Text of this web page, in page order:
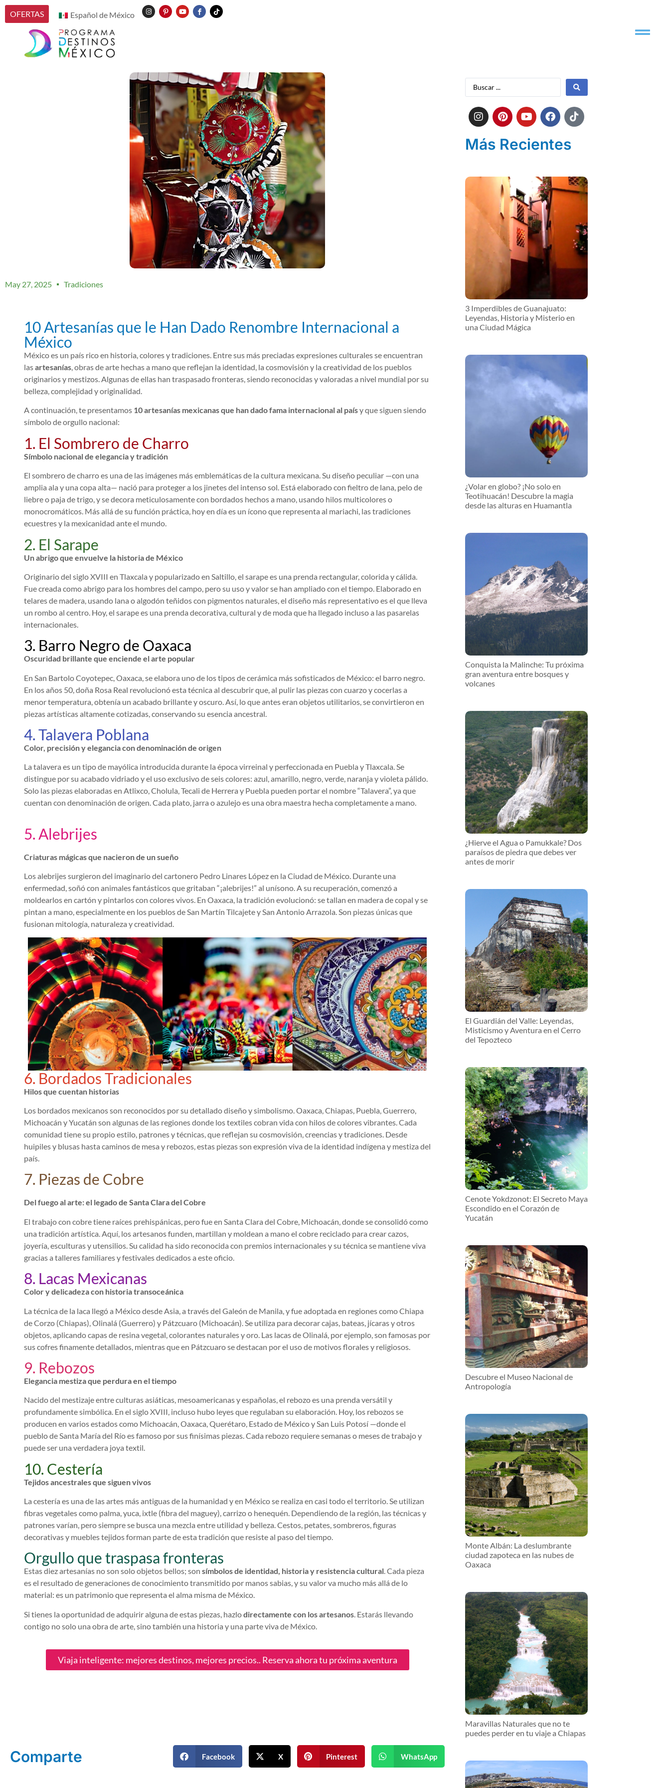
OFERTAS Español de México
May 27, 2025 Tradiciones
10 Artesanías que le Han Dado Renombre Internacional a
México
México es un país rico en historia, colores y tradiciones. Entre sus más preciadas expresiones culturales se encuentran
lasartesanías, obras de arte hechas a mano que reflejan la identidad, la cosmovisión y la creatividad de los pueblos
originarios y mestizos. Algunas de ellas han traspasado fronteras, siendo reconocidas y valoradas a nivel mundial por su
belleza, complejidad y originalidad.
A continuación, te presentamos 10 artesanías mexicanas que han dado fama internacional al paísy que siguen siendo
símbolo de orgullo nacional:
1. El Sombrero de Charro
Símbolo nacional de elegancia y tradición
El sombrero de charro es una de las imágenes más emblemáticas de la cultura mexicana. Su diseño peculiar —con una
amplia ala y una copa alta— nació para proteger a los jinetes del intenso sol. Está elaborado con fieltro de lana, pelo de
liebre o paja de trigo, y se decora meticulosamente con bordados hechos a mano, usando hilos multicolores o
monocromáticos. Más allá de su función práctica, hoy en día es un ícono que representa al mariachi, las tradiciones
ecuestres y la mexicanidad ante el mundo.
2. El Sarape
Un abrigo que envuelve la historia de México
Originario del siglo XVIII en Tlaxcala y popularizado en Saltillo, el sarape es una prenda rectangular, colorida y cálida.
Fue creada como abrigo para los hombres del campo, pero su uso y valor se han ampliado con el tiempo. Elaborado en
telares de madera, usando lana o algodón teñidos con pigmentos naturales, el diseño más representativo es el que lleva
un rombo al centro. Hoy, el sarape es una prenda decorativa, cultural y de moda que ha llegado incluso a las pasarelas
internacionales.
3. Barro Negro de Oaxaca
Oscuridad brillante que enciende el arte popular
En San Bartolo Coyotepec, Oaxaca, se elabora uno de los tipos de cerámica más sofisticados de México: el barro negro.
En los años 50, doña Rosa Real revolucionó esta técnica al descubrir que, al pulir las piezas con cuarzo y cocerlas a
menor temperatura, obtenía un acabado brillante y oscuro. Así, lo que antes eran objetos utilitarios, se convirtieron en
piezas artísticas altamente cotizadas, conservando su esencia ancestral.
4. Talavera Poblana
Color, precisión y elegancia con denominación de origen
La talavera es un tipo de mayólica introducida durante la época virreinal y perfeccionada en Puebla y Tlaxcala. Se
distingue por su acabado vidriado y el uso exclusivo de seis colores: azul, amarillo, negro, verde, naranja y violeta pálido.
Solo las piezas elaboradas en Atlixco, Cholula, Tecali de Herrera y Puebla pueden portar el nombre “Talavera”, ya que
cuentan con denominación de origen. Cada plato, jarra o azulejo es una obra maestra hecha completamente a mano.
5. Alebrijes
Criaturas mágicas que nacieron de un sueño
Los alebrijes surgieron del imaginario del cartonero Pedro Linares López en la Ciudad de México. Durante una
enfermedad, soñó con animales fantásticos que gritaban “¡alebrijes!” al unísono. A su recuperación, comenzó a
moldearlos en cartón y pintarlos con colores vivos. En Oaxaca, la tradición evolucionó: se tallan en madera de copal y se
pintan a mano, especialmente en los pueblos de San Martín Tilcajete y San Antonio Arrazola. Son piezas únicas que
fusionan mitología, naturaleza y creatividad.
6. Bordados Tradicionales
Hilos que cuentan historias
Los bordados mexicanos son reconocidos por su detallado diseño y simbolismo. Oaxaca, Chiapas, Puebla, Guerrero,
Michoacán y Yucatán son algunas de las regiones donde los textiles cobran vida con hilos de colores vibrantes. Cada
comunidad tiene su propio estilo, patrones y técnicas, que reflejan su cosmovisión, creencias y tradiciones. Desde
huipiles y blusas hasta caminos de mesa y rebozos, estas piezas son expresión viva de la identidad indígena y mestiza del
país.
7. Piezas de Cobre
Del fuego al arte: el legado de Santa Clara del Cobre
El trabajo con cobre tiene raíces prehispánicas, pero fue en Santa Clara del Cobre, Michoacán, donde se consolidó como
una tradición artística. Aquí, los artesanos funden, martillan y moldean a mano el cobre reciclado para crear cazos,
joyería, esculturas y utensilios. Su calidad ha sido reconocida con premios internacionales y su técnica se mantiene viva
gracias a talleres familiares y festivales dedicados a este oficio.
8. Lacas Mexicanas
Color y delicadeza con historia transoceánica
La técnica de la laca llegó a México desde Asia, a través del Galeón de Manila, y fue adoptada en regiones como Chiapa
de Corzo (Chiapas), Olinalá (Guerrero) y Pátzcuaro (Michoacán). Se utiliza para decorar cajas, bateas, jícaras y otros
objetos, aplicando capas de resina vegetal, colorantes naturales y oro. Las lacas de Olinalá, por ejemplo, son famosas por
sus cofres finamente detallados, mientras que en Pátzcuaro se destacan por el uso de motivos florales y religiosos.
9. Rebozos
Elegancia mestiza que perdura en el tiempo
Nacido del mestizaje entre culturas asiáticas, mesoamericanas y españolas, el rebozo es una prenda versátil y
profundamente simbólica. En el siglo XVIII, incluso hubo leyes que regulaban su elaboración. Hoy, los rebozos se
producen en varios estados como Michoacán, Oaxaca, Querétaro, Estado de México y San Luis Potosí —donde el
pueblo de Santa María del Río es famoso por sus finísimas piezas. Cada rebozo requiere semanas o meses de trabajo y
puede ser una verdadera joya textil.
10. Cestería
Tejidos ancestrales que siguen vivos
La cestería es una de las artes más antiguas de la humanidad y en México se realiza en casi todo el territorio. Se utilizan
fibras vegetales como palma, yuca, ixtle (fibra del maguey), carrizo o henequén. Dependiendo de la región, las técnicas y
patrones varían, pero siempre se busca una mezcla entre utilidad y belleza. Cestos, petates, sombreros, figuras
decorativas y muebles tejidos forman parte de esta tradición que resiste al paso del tiempo.
Orgullo que traspasa fronteras
Estas diez artesanías no son solo objetos bellos; son símbolos de identidad, historia y resistencia cultural. Cada pieza
es el resultado de generaciones de conocimiento transmitido por manos sabias, y su valor va mucho más allá de lo
material: es un patrimonio que representa el alma misma de México.
Si tienes la oportunidad de adquirir alguna de estas piezas, hazlodirectamente con los artesanos. Estarás llevando
contigo no solo una obra de arte, sino también una historia y una parte viva de México.
Viaja inteligente: mejores destinos, mejores precios.. Reserva ahora tu próxima aventura
Comparte Facebook X Pinterest WhatsApp
Más Recientes
3 Imperdibles de Guanajuato:
Leyendas, Historia y Misterio en
una Ciudad Mágica
¿Volar en globo? ¡No solo en
Teotihuacán! Descubre la magia
desde las alturas en Huamantla
Conquista la Malinche: Tu próxima
gran aventura entre bosques y
volcanes
¿Hierve el Agua o Pamukkale? Dos
paraísos de piedra que debes ver
antes de morir
El Guardián del Valle: Leyendas,
Misticismo y Aventura en el Cerro
del Tepozteco
Cenote Yokdzonot: El Secreto Maya
Escondido en el Corazón de
Yucatán
Descubre el Museo Nacional de
Antropología
Monte Albán: La deslumbrante
ciudad zapoteca en las nubes de
Oaxaca
Maravillas Naturales que no te
puedes perder en tu viaje a Chiapas